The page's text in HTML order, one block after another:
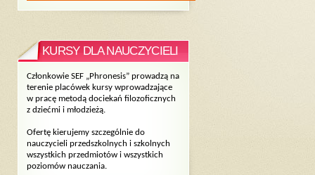
KURSY DLA NAUCZYCIELI
Członkowie SEF „Phronesis” prowadzą na
terenie placówek kursy wprowadzające
w pracę metodą dociekań filozoficznych
z dziećmi i młodzieżą.
Ofertę kierujemy szczególnie do
nauczycieli przedszkolnych i szkolnych
wszystkich przedmiotów i wszystkich
poziomów nauczania.